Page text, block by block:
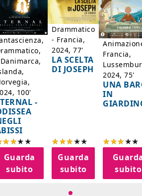
100'
-
Guarda
subito
Drammatico
- Francia,
2024, 77'
LA SCELTA
DI JOSEPH
Guarda
subito
Francia,
2024, 75'
UNA
IN
subito